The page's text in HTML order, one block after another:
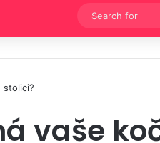
Switch skin
stolici?
vaše